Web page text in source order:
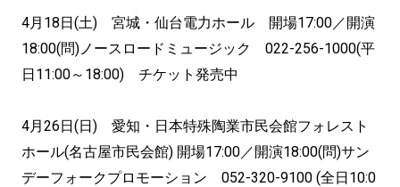
4月18日(土) 宮城・仙台電力ホール 開場17:00／開演
18:00(問)ノースロードミュージック 022-256-1000(平
日11:00～18:00) チケット発売中
4月26日(日) 愛知・日本特殊陶業市民会館フォレスト
ホール(名古屋市民会館) 開場17:00／開演18:00(問)サン
デーフォークプロモーション 052-320-9100 (全日10:0